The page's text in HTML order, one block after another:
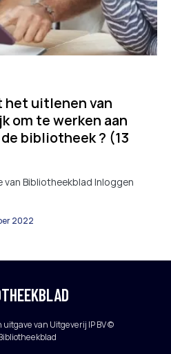
het uitlenen van
om te werken aan
bibliotheek ? (13
Bibliotheekblad Inloggen
2022
van Uitgeverij IP BV ©